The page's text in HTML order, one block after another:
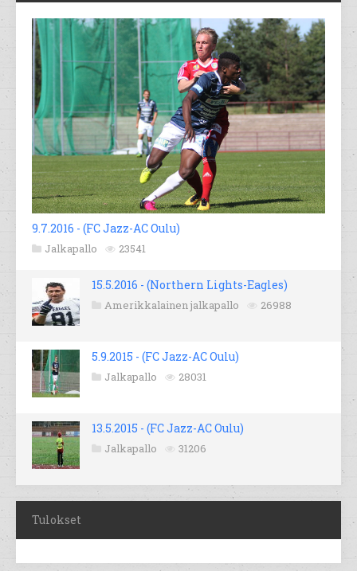
9.7.2016 - (FC Jazz-AC Oulu)
Jalkapallo 23541
15.5.2016 - (Northern Lights-Eagles)
Amerikkalainen jalkapallo 26988
5.9.2015 - (FC Jazz-AC Oulu)
Jalkapallo 28031
13.5.2015 - (FC Jazz-AC Oulu)
Jalkapallo 31206
Tulokset